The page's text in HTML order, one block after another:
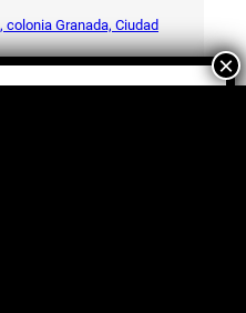
colonia Granada, Ciudad
Todos los
queda